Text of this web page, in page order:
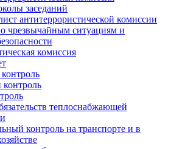
заседаний
антитеррористической комиссии
чрезвычайным ситуациям и
комиссия
теплоснабжающей
контроль на транспорте и в